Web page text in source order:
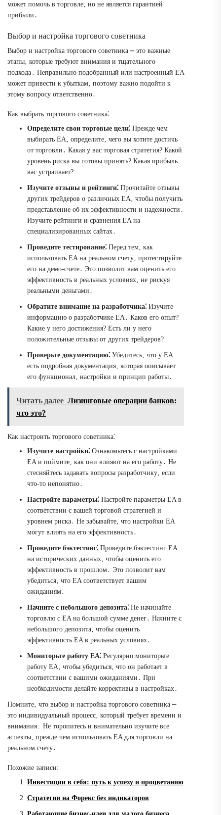
может помочь в торговле‚ но не является гарантией
прибыли․
Выбор и настройка торгового советника
Выбор и настройка торгового советника ⎼ это важные
этапы‚ которые требуют внимания и тщательного
подхода․ Неправильно подобранный или настроенный EA
может привести к убыткам‚ поэтому важно подойти к
этому вопросу ответственно․
Как выбрать торгового советника⁚
Определите свои торговые цели⁚ Прежде чем
выбирать EA‚ определите‚ чего вы хотите достичь
от торговли․ Какая у вас торговая стратегия? Какой
уровень риска вы готовы принять? Какая прибыль
вас устраивает?
Изучите отзывы и рейтинги⁚ Прочитайте отзывы
других трейдеров о различных EA‚ чтобы получить
представление об их эффективности и надежности․
Изучите рейтинги и сравнения EA на
специализированных сайтах․
Проведите тестирование⁚ Перед тем‚ как
использовать EA на реальном счету‚ протестируйте
его на демо-счете․ Это позволит вам оценить его
эффективность в реальных условиях‚ не рискуя
реальными деньгами․
Обратите внимание на разработчика⁚ Изучите
информацию о разработчике EA․ Каков его опыт?
Какие у него достижения? Есть ли у него
положительные отзывы от других трейдеров?
Проверьте документацию⁚ Убедитесь‚ что у EA
есть подробная документация‚ которая описывает
его функционал‚ настройки и принцип работы․
Читать далее Лизинговые операции банков:
что это?
Как настроить торгового советника⁚
Изучите настройки⁚ Ознакомьтесь с настройками
EA и поймите‚ как они влияют на его работу․ Не
стесняйтесь задавать вопросы разработчику‚ если
что-то непонятно․
Настройте параметры⁚ Настройте параметры EA в
соответствии с вашей торговой стратегией и
уровнем риска․ Не забывайте‚ что настройки EA
могут влиять на его эффективность․
Проведите бэктестинг⁚ Проведите бэктестинг EA
на исторических данных‚ чтобы оценить его
эффективность в прошлом․ Это позволит вам
убедиться‚ что EA соответствует вашим
ожиданиям․
Начните с небольшого депозита⁚ Не начинайте
торговлю с EA на большой сумме денег․ Начните с
небольшого депозита‚ чтобы оценить
эффективность EA в реальных условиях․
Мониторьте работу EA⁚ Регулярно мониторьте
работу EA‚ чтобы убедиться‚ что он работает в
соответствии с вашими ожиданиями․ При
необходимости делайте коррективы в настройках․
Помните‚ что выбор и настройка торгового советника ⎼
это индивидуальный процесс‚ который требует времени и
внимания․ Не торопитесь и внимательно изучите все
аспекты‚ прежде чем использовать EA для торговли на
реальном счету․
Похожие записи:
Инвестиции в себя: путь к успеху и процветанию
Стратегии на Форекс без индикаторов